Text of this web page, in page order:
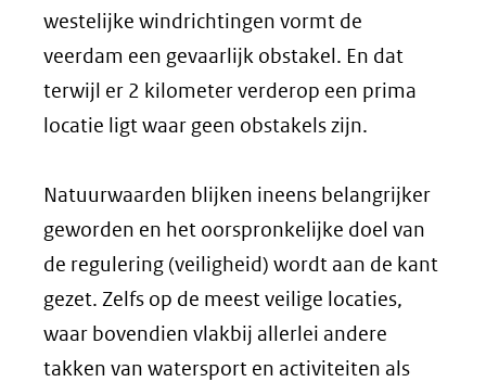
westelijke windrichtingen vormt de
veerdam een gevaarlijk obstakel. En dat
terwijl er 2 kilometer verderop een prima
locatie ligt waar geen obstakels zijn.
Natuurwaarden blijken ineens belangrijker
geworden en het oorspronkelijke doel van
de regulering (veiligheid) wordt aan de kant
gezet. Zelfs op de meest veilige locaties,
waar bovendien vlakbij allerlei andere
takken van watersport en activiteiten als